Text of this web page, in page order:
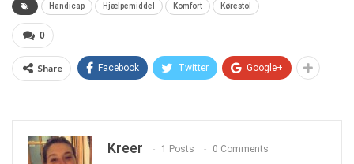
Handicap Hjælpemiddel Komfort Kørestol
0
Share Facebook Twitter Google+
Kreer 1 Posts 0 Comments